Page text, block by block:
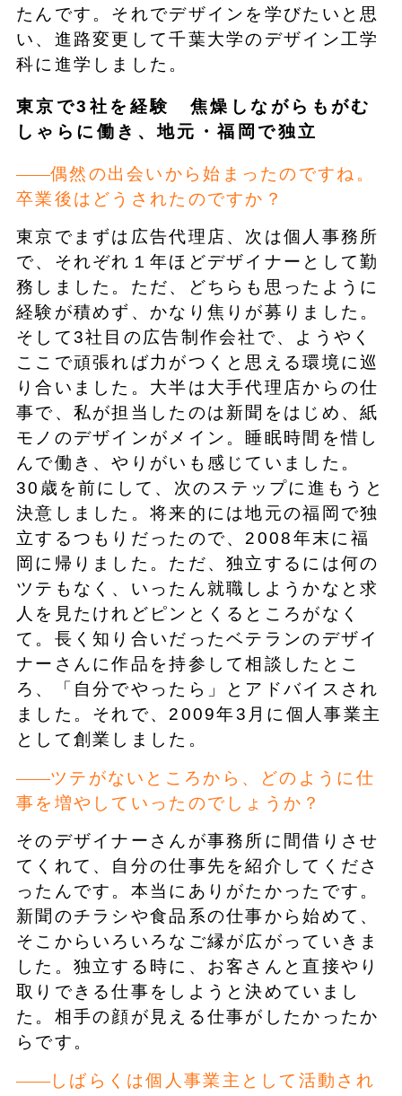
たんです。それでデザインを学びたいと思
い、進路変更して千葉大学のデザイン工学
科に進学しました。
東京で3社を経験 焦燥しながらもがむ
しゃらに働き、地元・福岡で独立
偶然の出会いから始まったのですね。
卒業後はどうされたのですか？
東京でまずは広告代理店、次は個人事務所
で、それぞれ１年ほどデザイナーとして勤
務しました。ただ、どちらも思ったように
経験が積めず、かなり焦りが募りました。
そして3社目の広告制作会社で、ようやく
ここで頑張れば力がつくと思える環境に巡
り合いました。大半は大手代理店からの仕
事で、私が担当したのは新聞をはじめ、紙
モノのデザインがメイン。睡眠時間を惜し
んで働き、やりがいも感じていました。
30歳を前にして、次のステップに進もうと
決意しました。将来的には地元の福岡で独
立するつもりだったので、2008年末に福
岡に帰りました。ただ、独立するには何の
ツテもなく、いったん就職しようかなと求
人を見たけれどピンとくるところがなく
て。長く知り合いだったベテランのデザイ
ナーさんに作品を持参して相談したとこ
ろ、「自分でやったら」とアドバイスされ
ました。それで、2009年3月に個人事業主
として創業しました。
ツテがないところから、どのように仕
事を増やしていったのでしょうか？
そのデザイナーさんが事務所に間借りさせ
てくれて、自分の仕事先を紹介してくださ
ったんです。本当にありがたかったです。
新聞のチラシや食品系の仕事から始めて、
そこからいろいろなご縁が広がっていきま
した。独立する時に、お客さんと直接やり
取りできる仕事をしようと決めていまし
た。相手の顔が見える仕事がしたかったか
らです。
しばらくは個人事業主として活動され